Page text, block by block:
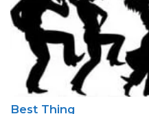
Best Thing